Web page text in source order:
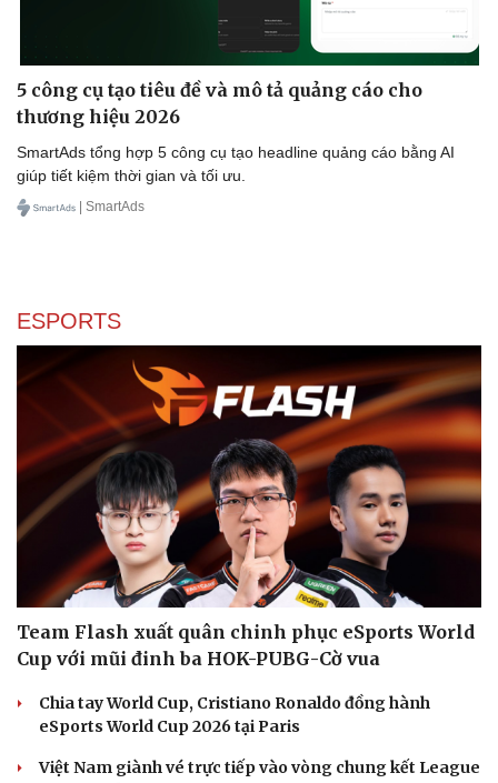
5 công cụ tạo tiêu đề và mô tả quảng cáo cho
thương hiệu 2026
SmartAds tổng hợp 5 công cụ tạo headline quảng cáo bằng AI
giúp tiết kiệm thời gian và tối ưu.
| SmartAds
ESPORTS
Team Flash xuất quân chinh phục eSports World
Cup với mũi đinh ba HOK-PUBG-Cờ vua
Chia tay World Cup, Cristiano Ronaldo đồng hành
eSports World Cup 2026 tại Paris
Việt Nam giành vé trực tiếp vào vòng chung kết League